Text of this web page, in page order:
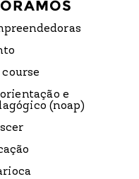
e
(noap)